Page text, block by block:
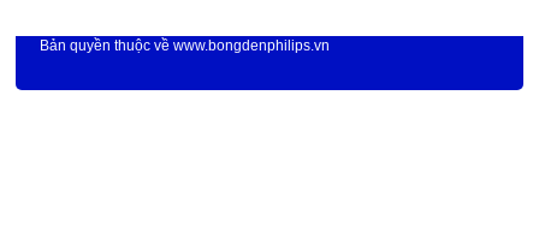
Bản quyền thuộc vềwww.bongdenphilips.vn